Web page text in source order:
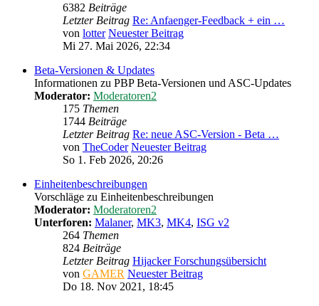
6382 Beiträge
Letzter Beitrag Re: Anfaenger-Feedback + ein …
von lotter Neuester Beitrag
Mi 27. Mai 2026, 22:34
Beta-Versionen & Updates
Informationen zu PBP Beta-Versionen und ASC-Updates
Moderator: Moderatoren2
175 Themen
1744 Beiträge
Letzter Beitrag Re: neue ASC-Version - Beta …
von TheCoder Neuester Beitrag
So 1. Feb 2026, 20:26
Einheitenbeschreibungen
Vorschläge zu Einheitenbeschreibungen
Moderator: Moderatoren2
Unterforen: Malaner, MK3, MK4, ISG v2
264 Themen
824 Beiträge
Letzter Beitrag Hijacker Forschungsübersicht
von GAMER Neuester Beitrag
Do 18. Nov 2021, 18:45